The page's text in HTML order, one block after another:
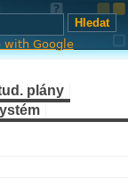
with Google
plány